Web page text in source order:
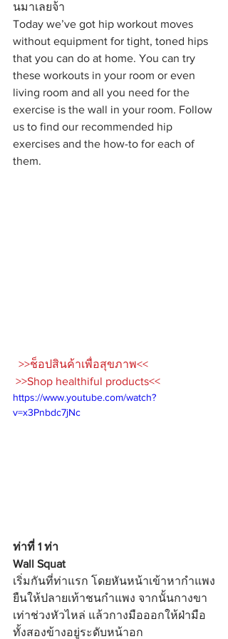
นมาเลยจ้า
Today we’ve got hip workout moves
without equipment for tight, toned hips
that you can do at home. You can try
these workouts in your room or even
living room and all you need for the
exercise is the wall in your room. Follow
us to find our recommended hip
exercises and the how-to for each of
them.
>>ช็อปสินค้าเพื่อสุขภาพ<<
>>Shop healthiful products<<
https://www.youtube.com/watch?
v=x3Pnbdc7jNc
ท่าที่ 1 ท่า
Wall Squat
เริ่มกันที่ท่าแรก โดยหันหน้าเข้าหากำแพง
ยืนให้ปลายเท้าชนกำแพง จากนั้นกางขา
เท่าช่วงหัวไหล่ แล้วกางมือออกให้ฝ่ามือ
ทั้งสองข้างอยู่ระดับหน้าอก